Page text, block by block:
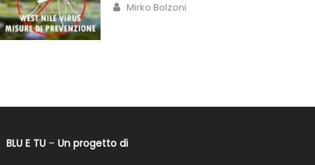
Mirko Bolzoni
BLU E TU– Un progetto di